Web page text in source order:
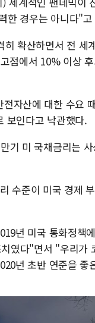
한 경우는 아니다"고
확산하면서 전 세
점에서 10% 이상
자산에 대한 수요
보인다고 낙관했다.
기 미 국채금리는
수준이 미국 경제
년 미국 통화정책
였다"면서 "우리가
년 초반 연준을